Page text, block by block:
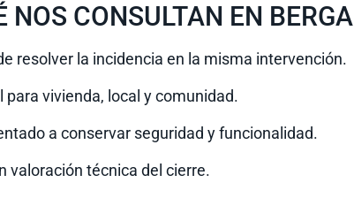
NOS CONSULTAN EN BERGA
resolver la incidencia en la misma intervención.
para vivienda, local y comunidad.
a conservar seguridad y funcionalidad.
valoración técnica del cierre.